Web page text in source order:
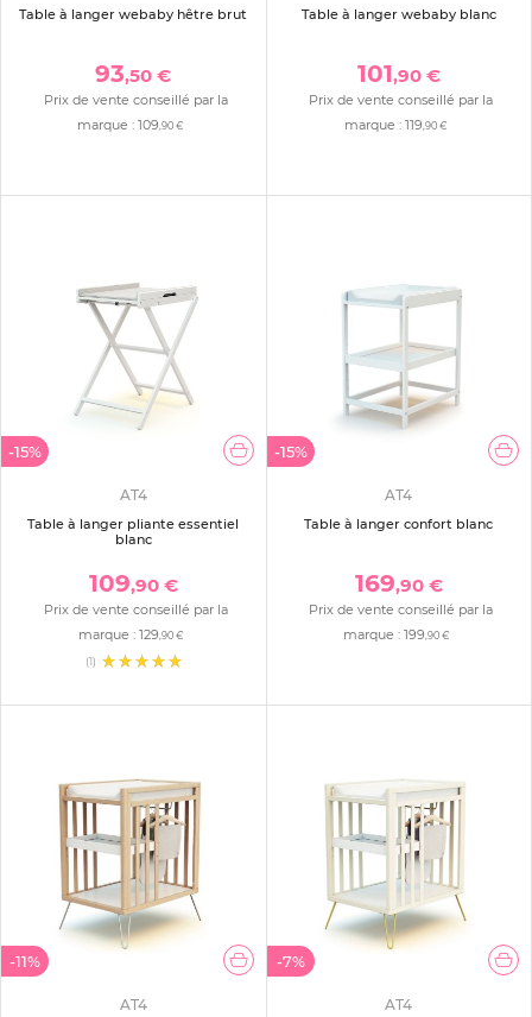
Table à langer webaby hêtre brut
93,50 €
Prix de vente conseillé par la
marque :109,90 €
Table à langer webaby blanc
101,90 €
Prix de vente conseillé par la
marque :119,90 €
-15%
AT4
Table à langer pliante essentiel
blanc
109,90 €
Prix de vente conseillé par la
marque : 129,90 €
(1)
-15%
AT4
Table à langer confort blanc
169,90 €
Prix de vente conseillé par la
marque : 199,90 €
-11%
AT4
-7%
AT4